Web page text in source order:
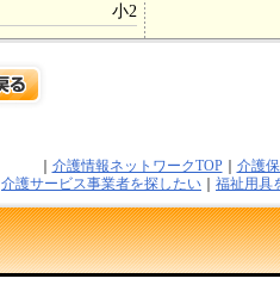
小2
介護情報ネットワークTOP｜ 介護
介護サービス事業者を探したい 福祉用具